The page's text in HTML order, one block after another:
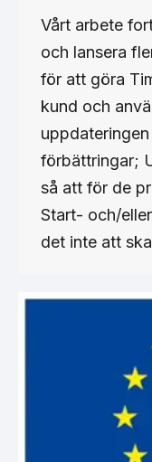
Vårt arbete
och lansera
för att göra
kund och
förbättringar;
så att för de
Start- och/
det inte att